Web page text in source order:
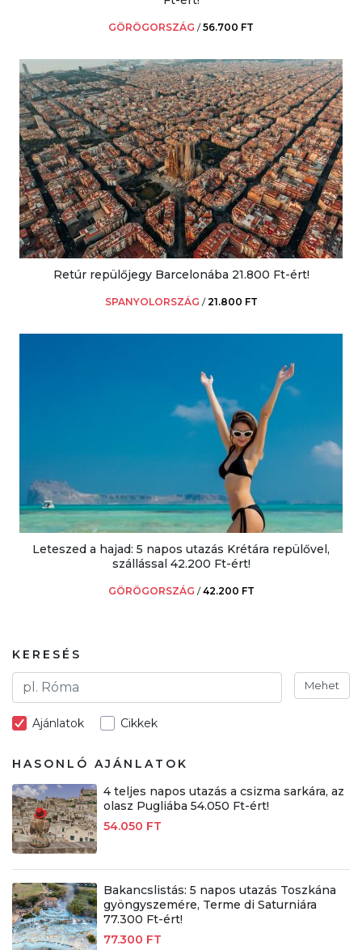
GÖRÖGORSZÁG /56.700 FT
Retúr repülőjegy Barcelonába 21.800 Ft-ért!
SPANYOLORSZÁG /21.800 FT
Leteszed a hajad: 5 napos utazás Krétára repülővel,
szállással 42.200 Ft-ért!
GÖRÖGORSZÁG /42.200 FT
KERESÉS
Mehet
Ajánlatok Cikkek
HASONLÓ AJÁNLATOK
4 teljes napos utazás a csizma sarkára, az
olasz Pugliába 54.050 Ft-ért!
54.050 FT
Bakancslistás: 5 napos utazás Toszkána
gyöngyszemére, Terme di Saturniára
77.300 Ft-ért!
77.300 FT